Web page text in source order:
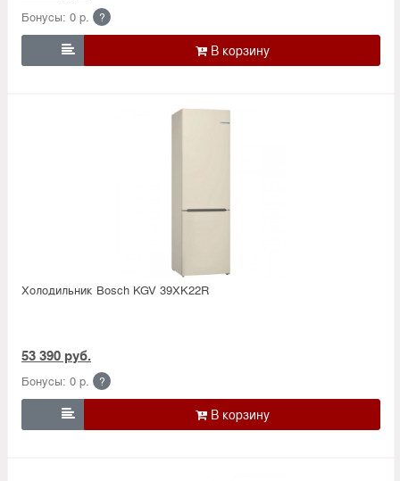
Бонусы: 0 р. ?

Холодильник Bosсh KGV 39XK22R
53 390 руб.
Бонусы: 0 р. ?
